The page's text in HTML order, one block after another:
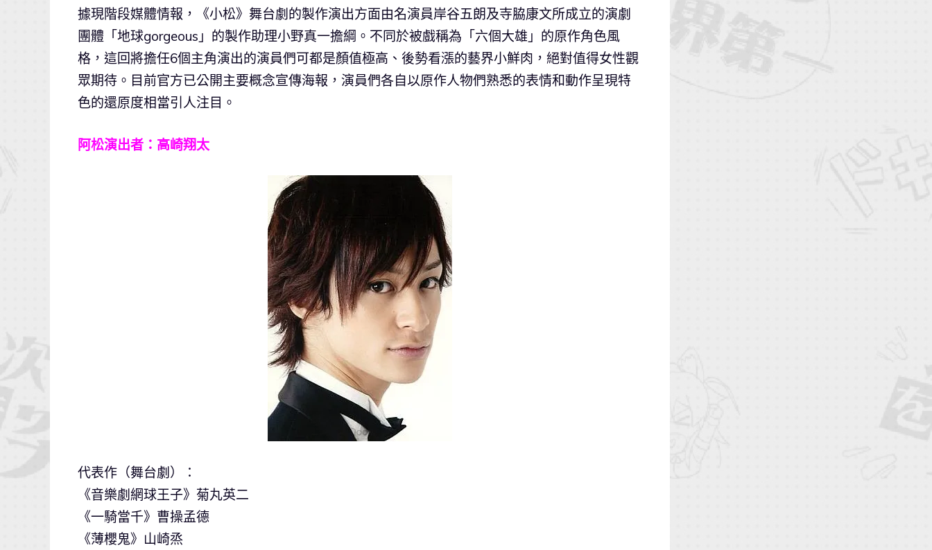
據現階段媒體情報，《小松》舞台劇的製作演出方面由名演員岸谷五朗及寺脇康文所成立的演劇
團體「地球gorgeous」的製作助理小野真一擔綱。不同於被戲稱為「六個大雄」的原作角色風
格，這回將擔任6個主角演出的演員們可都是顏值極高、後勢看漲的藝界小鮮肉，絕對值得女性觀
眾期待。目前官方已公開主要概念宣傳海報，演員們各自以原作人物們熟悉的表情和動作呈現特
色的還原度相當引人注目。
阿松演出者：高崎翔太
代表作（舞台劇）：
《音樂劇網球王子》菊丸英二
《一騎當千》曹操孟德
《薄櫻鬼》山崎烝